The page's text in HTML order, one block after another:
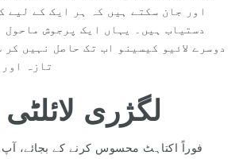
اور جان سکتے ہیں کہ ہر ایک کے لیے
دستیاب ہیں۔ یہاں ایک پرجوش ماحول
دوسرے لائیو کیسینو اب تک حاصل نہیں
تازہ
لگژری
فوراً اکتاہٹ محسوس کرنے کے بجائے،